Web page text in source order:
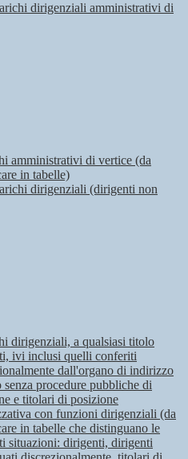
dirigenziali amministrativi di
amministrativi di vertice (da
in tabelle)
dirigenziali (dirigenti non
dirigenziali, a qualsiasi titolo
ivi inclusi quelli conferiti
dall'organo di indirizzo
procedure pubbliche di
e titolari di posizione
con funzioni dirigenziali (da
in tabelle che distinguano le
situazioni: dirigenti, dirigenti